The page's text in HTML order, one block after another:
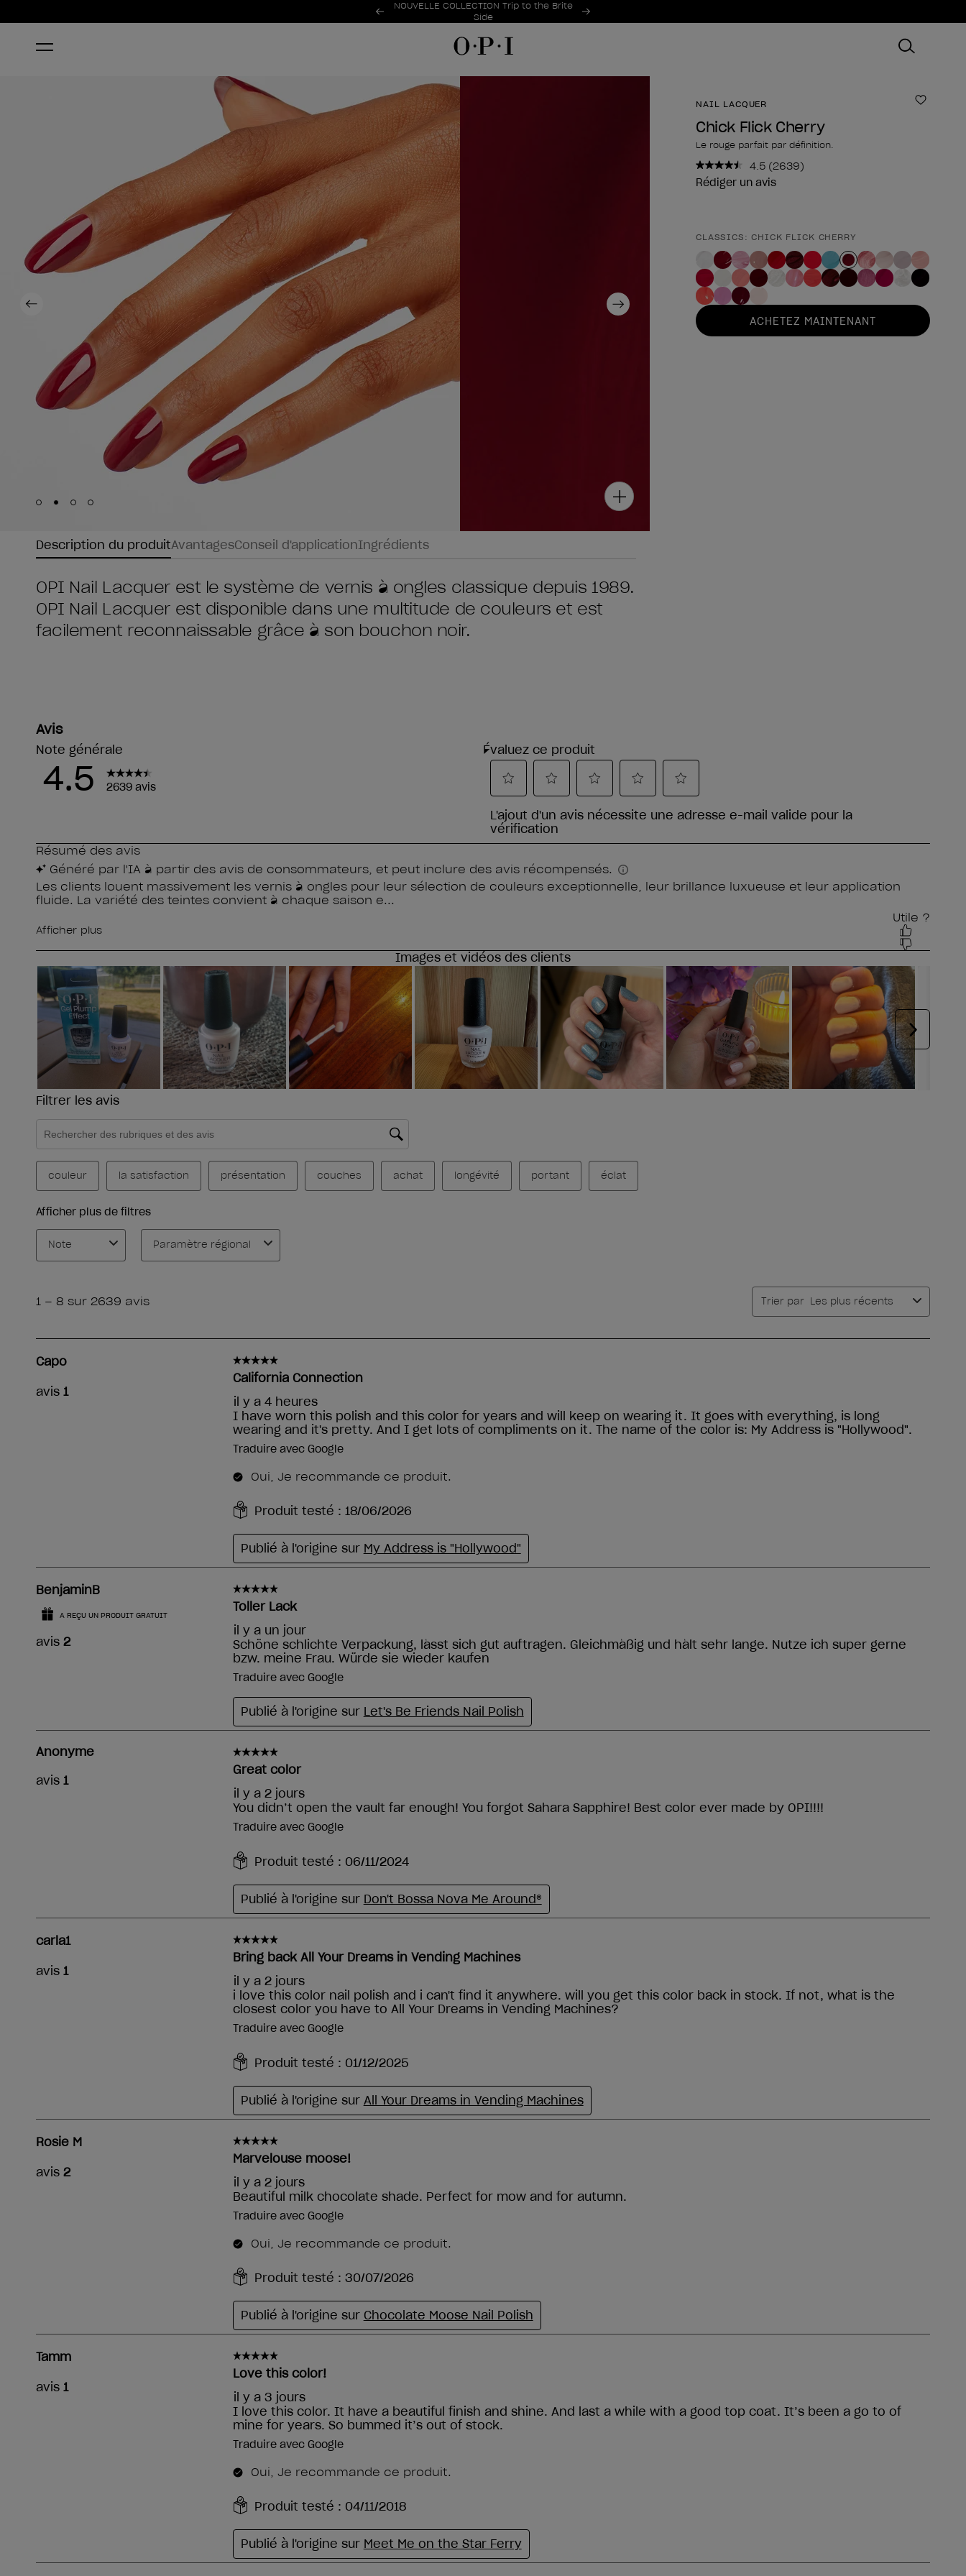
Offres promotionnelles
NOUVELLE COLLECTION Trip to the Brite
Side
Item 1 of 2
Previous Next
Skip to slide
Skip to slide
Skip to slide
Skip to slide
NAIL LACQUER
Chick Flick Cherry
Le rouge parfait par définition.
4.5 Lire
2639
même
page.
(2639)
Rédiger un avis
Forme du produit
CLASSICS: CHICK FLICK CHERRY
ACHETEZ MAINTENANT
Description du produitAvantagesConseil d'applicationIngrédients
OPI Nail Lacquer est le système de vernis à ongles classique depuis 1989.
OPI Nail Lacquer est disponible dans une multitude de couleurs et est
facilement reconnaissable grâce à son bouchon noir.